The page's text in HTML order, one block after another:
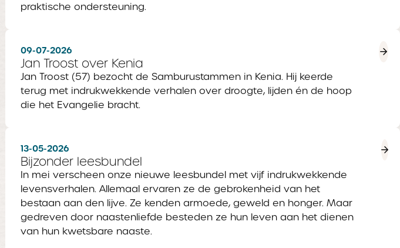
praktische ondersteuning.
09-07-2026
Jan Troost over Kenia
Jan Troost (57) bezocht de Samburustammen in Kenia. Hij keerde
terug met indrukwekkende verhalen over droogte, lijden én de hoop
die het Evangelie bracht.
13-05-2026
Bijzonder leesbundel
In mei verscheen onze nieuwe leesbundel met vijf indrukwekkende
levensverhalen. Allemaal ervaren ze de gebrokenheid van het
bestaan aan den lijve. Ze kenden armoede, geweld en honger. Maar
gedreven door naastenliefde besteden ze hun leven aan het dienen
van hun kwetsbare naaste.